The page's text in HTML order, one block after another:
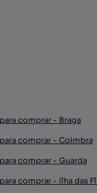
comprar - Braga
comprar - Coimbra
comprar - Guarda
comprar - Ilha das